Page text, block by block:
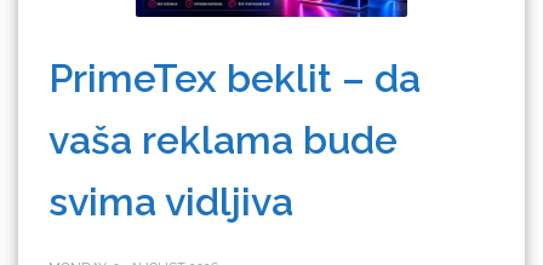
PrimeTex beklit – da
vaša reklama bude
svima vidljiva